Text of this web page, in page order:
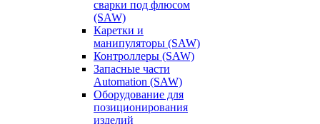
сварки под флюсом
(SAW)
Каретки и
манипуляторы (SAW)
Контроллеры (SAW)
Запасные части
Automation (SAW)
Оборудование для
позиционирования
изделий